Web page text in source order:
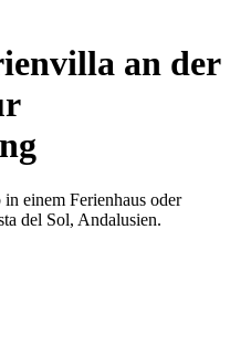
an der
einem Ferienhaus oder
del Sol, Andalusien.